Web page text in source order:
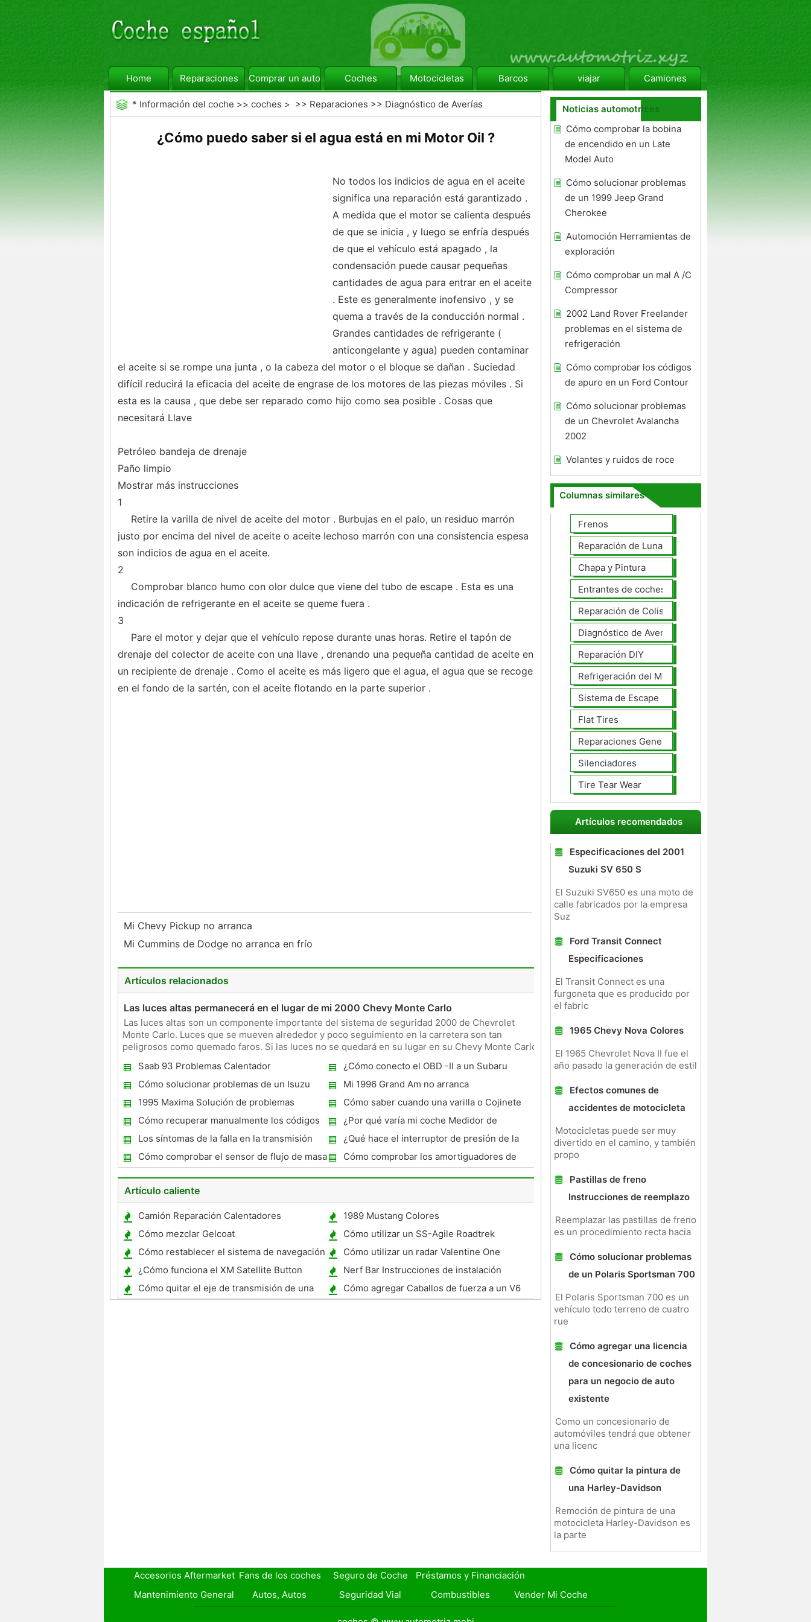
Home Reparaciones Comprar un automóvil Coches Motocicletas Barcos viajar Camiones
* Información del coche >> coches > >> Reparaciones >> Diagnóstico de Averías
¿Cómo puedo saber si el agua está en mi Motor Oil ?
No todos los indicios de agua en el aceite
significa una reparación está garantizado .
A medida que el motor se calienta después
de que se inicia , y luego se enfría después
de que el vehículo está apagado , la
condensación puede causar pequeñas
cantidades de agua para entrar en el aceite
. Este es generalmente inofensivo , y se
quema a través de la conducción normal .
Grandes cantidades de refrigerante (
anticongelante y agua) pueden contaminar
el aceite si se rompe una junta , o la cabeza del motor o el bloque se dañan . Suciedad
difícil reducirá la eficacia del aceite de engrase de los motores de las piezas móviles . Si
esta es la causa , que debe ser reparado como hijo como sea posible . Cosas que
necesitará Llave
Petróleo bandeja de drenaje
Paño limpio
Mostrar más instrucciones
1
Retire la varilla de nivel de aceite del motor . Burbujas en el palo, un residuo marrón
justo por encima del nivel de aceite o aceite lechoso marrón con una consistencia espesa
son indicios de agua en el aceite.
2
Comprobar blanco humo con olor dulce que viene del tubo de escape . Esta es una
indicación de refrigerante en el aceite se queme fuera .
3
Pare el motor y dejar que el vehículo repose durante unas horas. Retire el tapón de
drenaje del colector de aceite con una llave , drenando una pequeña cantidad de aceite en
un recipiente de drenaje . Como el aceite es más ligero que el agua, el agua que se recoge
en el fondo de la sartén, con el aceite flotando en la parte superior .
Mi Chevy Pickup no arranca
Mi Cummins de Dodge no arranca en frío
Artículos relacionados
Las luces altas permanecerá en el lugar de mi 2000 Chevy Monte Carlo
Las luces altas son un componente importante del sistema de seguridad 2000 de Chevrolet
Monte Carlo. Luces que se mueven alrededor y poco seguimiento en la carretera son tan
peligrosos como quemado faros. Si las luces no se quedará en su lugar en su Chevy Monte Carlo,
Saab 93 Problemas Calentador
¿Cómo conecto el OBD -II a un Subaru
Outback ?
Cómo solucionar problemas de un Isuzu
NPR Eso es sobrecalentamiento
Mi 1996 Grand Am no arranca
1995 Maxima Solución de problemas
Cómo saber cuando una varilla o Cojinete
es malo
Cómo recuperar manualmente los códigos
de Flash en un Oldsmobile 1996
¿Por qué varía mi coche Medidor de
temperatura?
Los síntomas de la falla en la transmisión
automática
¿Qué hace el interruptor de presión de la
dirección de alimentación?
Cómo comprobar el sensor de flujo de masa
de aire en un '94 Ford Taurus
Cómo comprobar los amortiguadores de
choque o MacPherson en un Subaru
Artículo caliente
Camión Reparación Calentadores
1989 Mustang Colores
Cómo mezclar Gelcoat
Cómo utilizar un SS-Agile Roadtrek
Cómo restablecer el sistema de navegación
de un Land Cruiser
Cómo utilizar un radar Valentine One
¿Cómo funciona el XM Satellite Button
Trabajar en un Nissan Altima 2005 ?
Nerf Bar Instrucciones de instalación
Cómo quitar el eje de transmisión de una
Kawasaki Bayou
Cómo agregar Caballos de fuerza a un V6
Mustang
Noticias automotrices
Cómo comprobar la bobina
de encendido en un Late
Model Auto
Cómo solucionar problemas
de un 1999 Jeep Grand
Cherokee
Automoción Herramientas de
exploración
Cómo comprobar un mal A /C
Compressor
2002 Land Rover Freelander
problemas en el sistema de
refrigeración
Cómo comprobar los códigos
de apuro en un Ford Contour
Cómo solucionar problemas
de un Chevrolet Avalancha
2002
Volantes y ruidos de roce
Columnas similares
Frenos
Reparación de Lunas
Chapa y Pintura
Entrantes de coches
Reparación de Colisiones
Diagnóstico de Averías
Reparación DIY
Refrigeración del Motor
Sistema de Escape
Flat Tires
Reparaciones Generales
Silenciadores
Tire Tear Wear
Artículos recomendados
Especificaciones del 2001
Suzuki SV 650 S
El Suzuki SV650 es una moto de
calle fabricados por la empresa
Suz
Ford Transit Connect
Especificaciones
El Transit Connect es una
furgoneta que es producido por
el fabric
1965 Chevy Nova Colores
El 1965 Chevrolet Nova II fue el
año pasado la generación de estil
Efectos comunes de
accidentes de motocicleta
Motocicletas puede ser muy
divertido en el camino, y también
propo
Pastillas de freno
Instrucciones de reemplazo
Reemplazar las pastillas de freno
es un procedimiento recta hacia
Cómo solucionar problemas
de un Polaris Sportsman 700
El Polaris Sportsman 700 es un
vehículo todo terreno de cuatro
rue
Cómo agregar una licencia
de concesionario de coches
para un negocio de auto
existente
Como un concesionario de
automóviles tendrá que obtener
una licenc
Cómo quitar la pintura de
una Harley-Davidson
Remoción de pintura de una
motocicleta Harley-Davidson es
la parte
Accesorios Aftermarket Fans de los coches Seguro de Coche
Préstamos y Financiación
Mantenimiento General
Autos, Autos Seguridad Vial Combustibles Vender Mi Coche